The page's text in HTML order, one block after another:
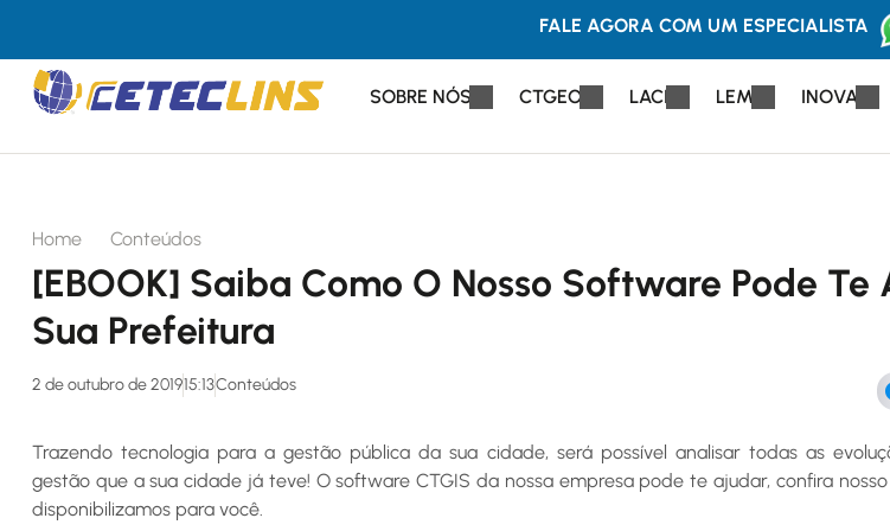
FALE AGORA COM UM ESPECIALISTA
SOBRE NÓS CTGEO LACI LEM INOVA
Home Conteúdos
[EBOOK] Saiba Como O Nosso Software Pode
Sua Prefeitura
2 de outubro de 201915:13Conteúdos
Trazendo tecnologia para a gestão pública da sua cidade, será possível analisar todas as
gestão que a sua cidade já teve! O software CTGIS da nossa empresa pode te ajudar, confira
disponibilizamos para você.